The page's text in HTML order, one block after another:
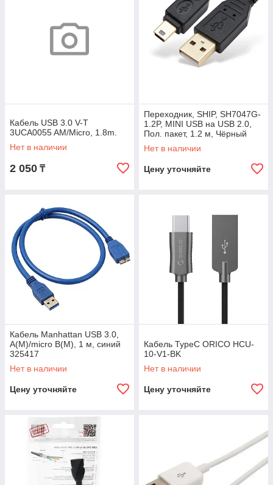
Кабель USB 3.0 V-T
3UCA0055 AM/Micro, 1.8m.
Нет в наличии
2 050 ₸
Переходник, SHIP, SH7047G-
1.2P, MINI USB на USB 2.0,
Пол. пакет, 1.2 м, Чёрный
Нет в наличии
Цену уточняйте
Кабель Manhattan USB 3.0,
A(M)/micro B(M), 1 м, синий
325417
Нет в наличии
Цену уточняйте
Кабель TypeC ORICO HCU-
10-V1-BK
Нет в наличии
Цену уточняйте